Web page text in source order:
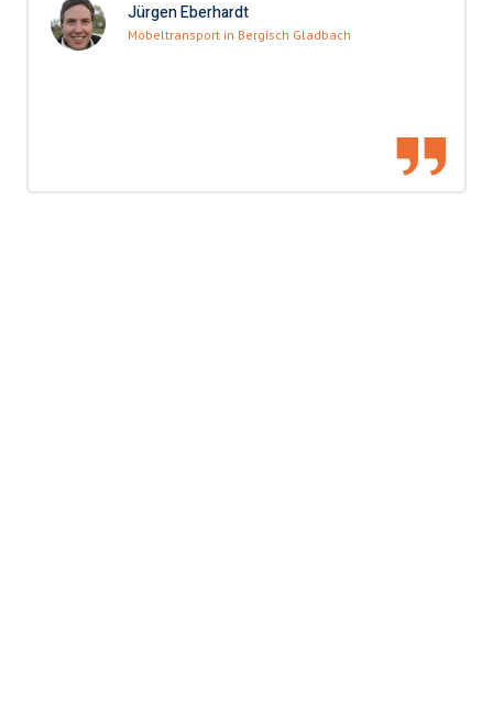
Jürgen Eberhardt
Möbeltransport in Bergisch Gladbach